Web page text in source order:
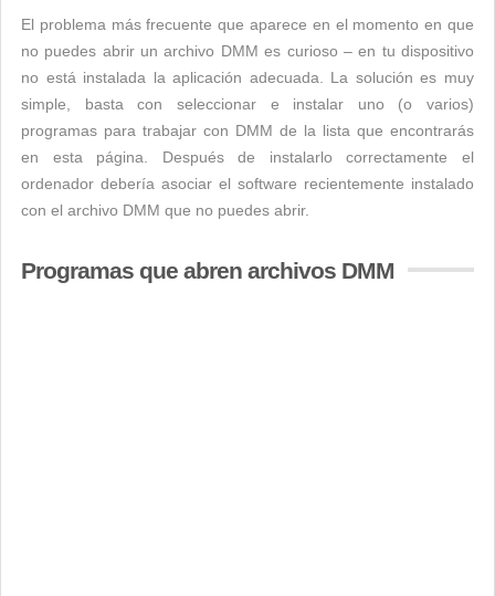
El problema más frecuente que aparece en el momento en que
no puedes abrir un archivo DMM es curioso – en tu dispositivo
no está instalada la aplicación adecuada. La solución es muy
simple, basta con seleccionar e instalar uno (o varios)
programas para trabajar con DMM de la lista que encontrarás
en esta página. Después de instalarlo correctamente el
ordenador debería asociar el software recientemente instalado
con el archivo DMM que no puedes abrir.
Programas que abren archivos DMM